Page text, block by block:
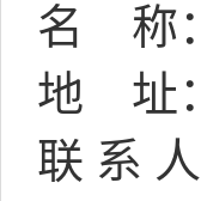
名
称
地
址
联 系